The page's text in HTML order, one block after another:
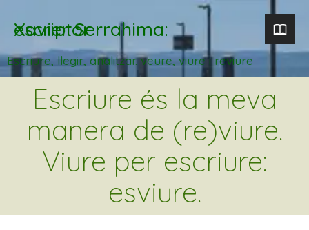
Xavier Serrahima: escriptor
Escriure, llegir, analitzar. veure, viure i reviure
Escriure és la meva
manera de (re)viure.
Viure per escriure:
esviure.